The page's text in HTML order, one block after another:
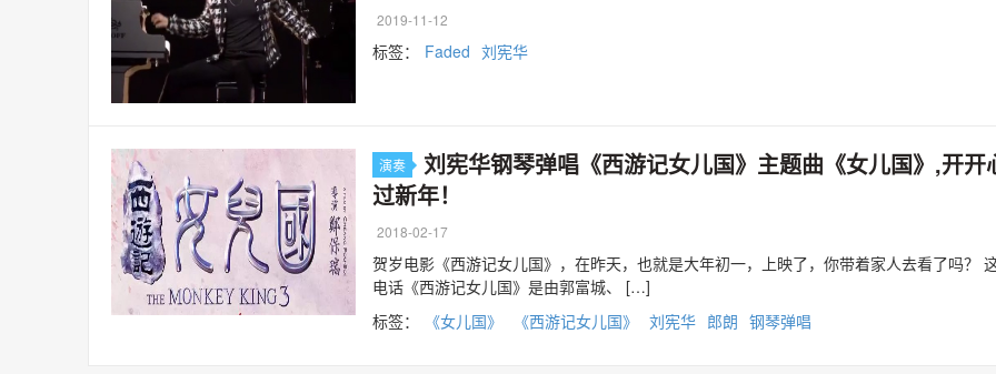
2019-11-12
标签： Faded 刘宪华
演奏
刘宪华钢琴弹唱《西游记女儿国》主题曲《女儿国》,开开
过新年！
2018-02-17
贺岁电影《西游记女儿国》，在昨天，也就是大年初一，上映了，你带着家人去看了吗？
电话《西游记女儿国》是由郭富城、 […]
标签：
《女儿国》 《西游记女儿国》 刘宪华 郎朗 钢琴弹唱